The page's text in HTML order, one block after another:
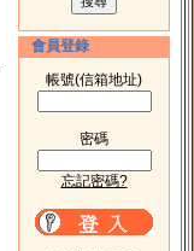
會員登錄
帳號(信箱地址)
密碼
忘記密碼?